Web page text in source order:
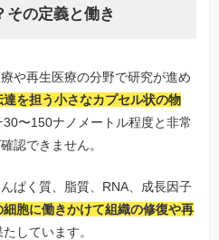
その定義と働き
や再生医療の分野で研究が進め
達を担う小さなカプセル状の物
〜150ナノメートル程度と非常
認できません。
ぱく質、脂質、RNA、成長因子
細胞に働きかけて組織の修復や再
たしています。